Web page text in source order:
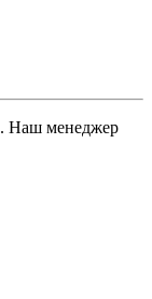
Наш менеджер